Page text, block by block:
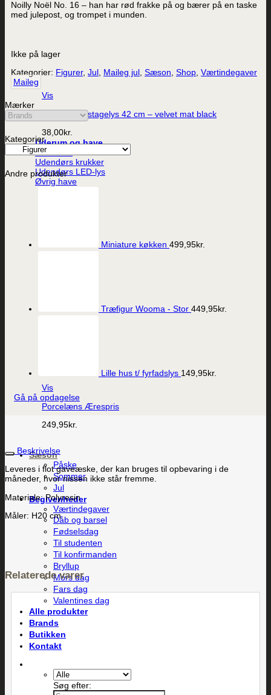
Vis
ester & erik stagelys 42 cm – velvet mat black
38,00kr.
Uderum og have
Lanterner
Udendørs krukker
Udendørs LED-lys
Øvrig have
Vis
Porcelæns Ærespris
249,95kr.
Sæson
Påske
Sommer
Jul
Begivenheder
Værtindegaver
Dåb og barsel
Fødselsdag
Til studenten
Til konfirmanden
Bryllup
Mors dag
Fars dag
Valentines dag
Alle produkter
Brands
Butikken
Kontakt
Søg efter:
Noilly Noël No. 16 – han har rød frakke på og bærer på en taske
med julepost, og trompet i munden.
Ikke på lager
Kategorier: Figurer, Jul Maileg jul Sæson Shop Værtindegaver
Maileg
Mærker
Kategorier
Andre produkter
Miniature køkken 499,95kr.
Træfigur Wooma - Stor 449,95kr.
Lille hus t/ fyrfadslys 149,95kr.
Gå på opdagelse
Beskrivelse
Leveres i flot gaveæske, der kan bruges til opbevaring i de
måneder, hvor nissen ikke står fremme.
Materiale: Polyresin
Måler: H20 cm
Relaterede varer